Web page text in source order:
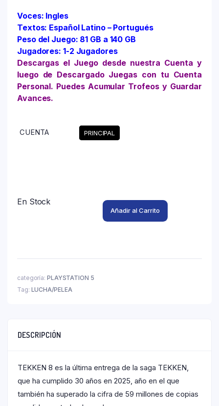
Voces: Ingles
Textos: Español Latino – Portugués
Peso del Juego: 81 GB a 140 GB
Jugadores: 1-2 Jugadores
Descargas el Juego desde nuestra Cuenta y
luego de Descargado Juegas con tu Cuenta
Personal. Puedes Acumular Trofeos y Guardar
Avances.
CUENTA PRINCIPAL
En Stock
Añadir al Carrito
categoría: PLAYSTATION 5
Tag: LUCHA/PELEA
DESCRIPCIÓN
TEKKEN 8 es la última entrega de la saga TEKKEN,
que ha cumplido 30 años en 2025, año en el que
también ha superado la cifra de 59 millones de copias